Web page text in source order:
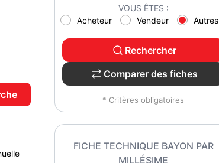
VOUS ÊTES :
Acheteur
Vendeur Autres
Rechercher
Comparer des fiches
* Critères obligatoires
FICHE TECHNIQUE BAYON PAR
MILLÉSIME